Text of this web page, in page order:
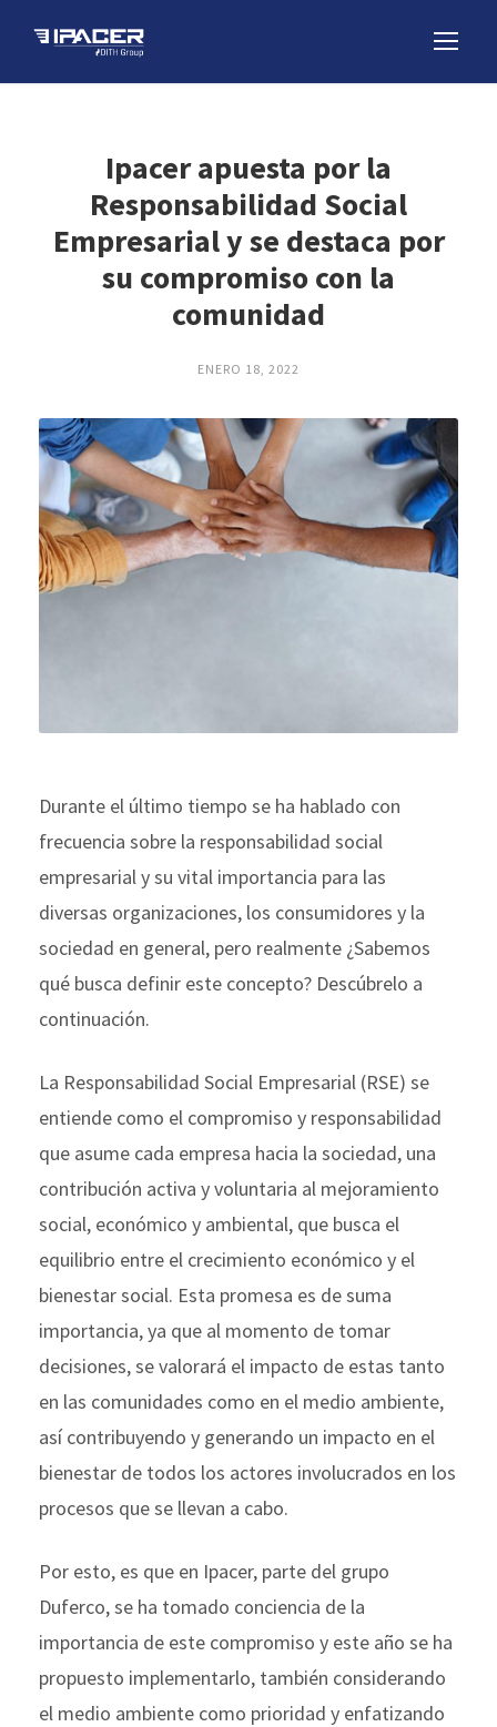
Ipacer apuesta por la
Responsabilidad Social
Empresarial y se destaca por
su compromiso con la
comunidad
ENERO 18, 2022
Durante el último tiempo se ha hablado con
frecuencia sobre la responsabilidad social
empresarial y su vital importancia para las
diversas organizaciones, los consumidores y la
sociedad en general, pero realmente ¿Sabemos
qué busca definir este concepto? Descúbrelo a
continuación.
La Responsabilidad Social Empresarial (RSE) se
entiende como el compromiso y responsabilidad
que asume cada empresa hacia la sociedad, una
contribución activa y voluntaria al mejoramiento
social, económico y ambiental, que busca el
equilibrio entre el crecimiento económico y el
bienestar social. Esta promesa es de suma
importancia, ya que al momento de tomar
decisiones, se valorará el impacto de estas tanto
en las comunidades como en el medio ambiente,
así contribuyendo y generando un impacto en el
bienestar de todos los actores involucrados en los
procesos que se llevan a cabo.
Por esto, es que en Ipacer, parte del grupo
Duferco, se ha tomado conciencia de la
importancia de este compromiso y este año se ha
propuesto implementarlo, también considerando
el medio ambiente como prioridad y enfatizando